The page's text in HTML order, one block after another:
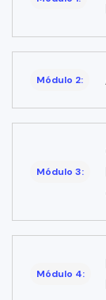
Módulo 2:
Módulo 3:
Módulo 4: